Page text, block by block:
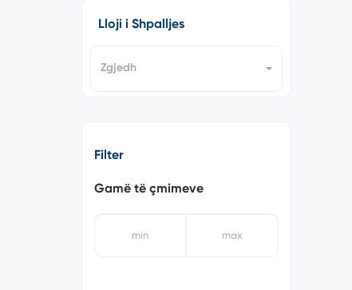
Lloji i Shpalljes
Zgjedh
Filter
Gamë të çmimeve